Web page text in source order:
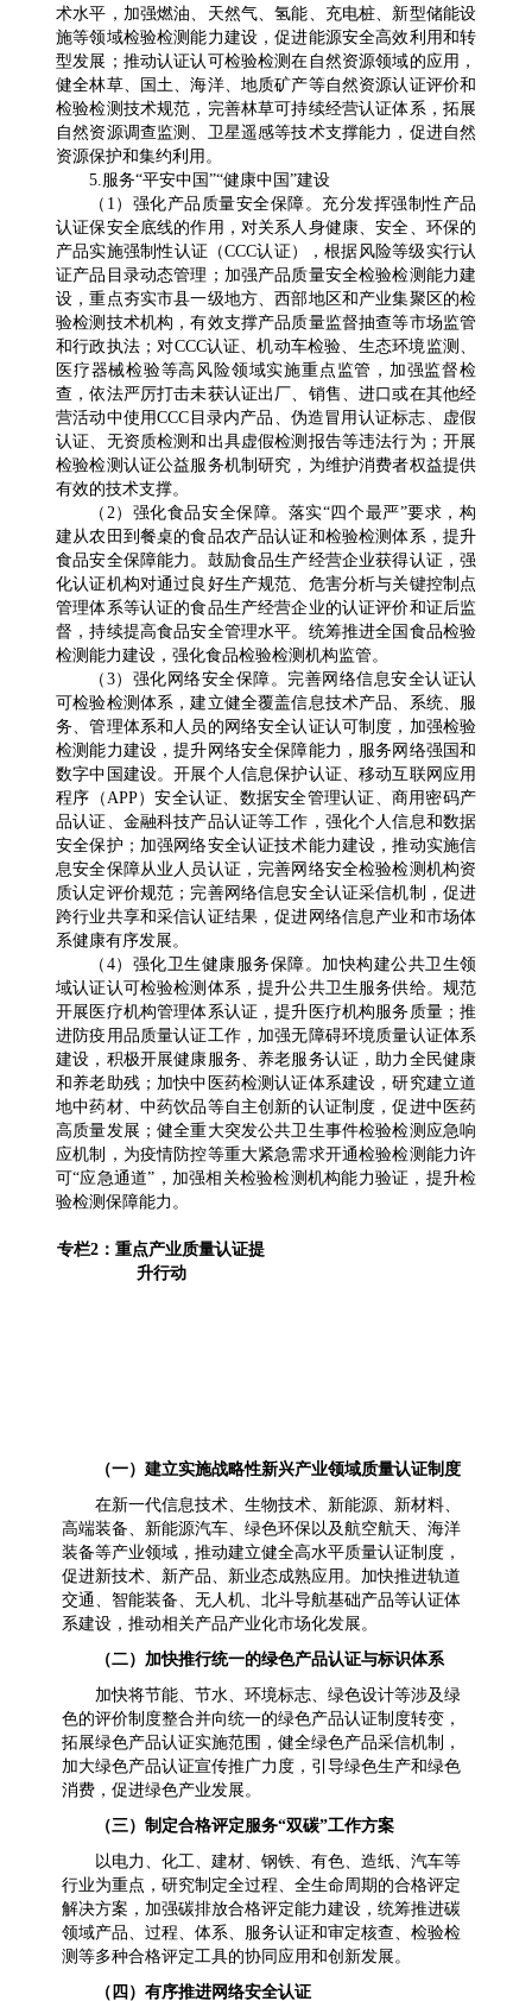
术水平，加强燃油、天然气、氢能、充电桩、新型储能设
施等领域检验检测能力建设，促进能源安全高效利用和转
型发展；推动认证认可检验检测在自然资源领域的应用，
健全林草、国土、海洋、地质矿产等自然资源认证评价和
检验检测技术规范，完善林草可持续经营认证体系，拓展
自然资源调查监测、卫星遥感等技术支撑能力，促进自然
资源保护和集约利用。
5.服务“平安中国”“健康中国”建设
（1）强化产品质量安全保障。充分发挥强制性产品
认证保安全底线的作用，对关系人身健康、安全、环保的
产品实施强制性认证（CCC认证），根据风险等级实行认
证产品目录动态管理；加强产品质量安全检验检测能力建
设，重点夯实市县一级地方、西部地区和产业集聚区的检
验检测技术机构，有效支撑产品质量监督抽查等市场监管
和行政执法；对CCC认证、机动车检验、生态环境监测、
医疗器械检验等高风险领域实施重点监管，加强监督检
查，依法严厉打击未获认证出厂、销售、进口或在其他经
营活动中使用CCC目录内产品、伪造冒用认证标志、虚假
认证、无资质检测和出具虚假检测报告等违法行为；开展
检验检测认证公益服务机制研究，为维护消费者权益提供
有效的技术支撑。
（2）强化食品安全保障。落实“四个最严”要求，构
建从农田到餐桌的食品农产品认证和检验检测体系，提升
食品安全保障能力。鼓励食品生产经营企业获得认证，强
化认证机构对通过良好生产规范、危害分析与关键控制点
管理体系等认证的食品生产经营企业的认证评价和证后监
督，持续提高食品安全管理水平。统筹推进全国食品检验
检测能力建设，强化食品检验检测机构监管。
（3）强化网络安全保障。完善网络信息安全认证认
可检验检测体系，建立健全覆盖信息技术产品、系统、服
务、管理体系和人员的网络安全认证认可制度，加强检验
检测能力建设，提升网络安全保障能力，服务网络强国和
数字中国建设。开展个人信息保护认证、移动互联网应用
程序（APP）安全认证、数据安全管理认证、商用密码产
品认证、金融科技产品认证等工作，强化个人信息和数据
安全保护；加强网络安全认证技术能力建设，推动实施信
息安全保障从业人员认证，完善网络安全检验检测机构资
质认定评价规范；完善网络信息安全认证采信机制，促进
跨行业共享和采信认证结果，促进网络信息产业和市场体
系健康有序发展。
（4）强化卫生健康服务保障。加快构建公共卫生领
域认证认可检验检测体系，提升公共卫生服务供给。规范
开展医疗机构管理体系认证，提升医疗机构服务质量；推
进防疫用品质量认证工作，加强无障碍环境质量认证体系
建设，积极开展健康服务、养老服务认证，助力全民健康
和养老助残；加快中医药检测认证体系建设，研究建立道
地中药材、中药饮品等自主创新的认证制度，促进中医药
高质量发展；健全重大突发公共卫生事件检验检测应急响
应机制，为疫情防控等重大紧急需求开通检验检测能力许
可“应急通道”，加强相关检验检测机构能力验证，提升检
验检测保障能力。
专栏2：重点产业质量认证提
升行动
（一）建立实施战略性新兴产业领域质量认证制度
在新一代信息技术、生物技术、新能源、新材料、
高端装备、新能源汽车、绿色环保以及航空航天、海洋
装备等产业领域，推动建立健全高水平质量认证制度，
促进新技术、新产品、新业态成熟应用。加快推进轨道
交通、智能装备、无人机、北斗导航基础产品等认证体
系建设，推动相关产品产业化市场化发展。
（二）加快推行统一的绿色产品认证与标识体系
加快将节能、节水、环境标志、绿色设计等涉及绿
色的评价制度整合并向统一的绿色产品认证制度转变，
拓展绿色产品认证实施范围，健全绿色产品采信机制，
加大绿色产品认证宣传推广力度，引导绿色生产和绿色
消费，促进绿色产业发展。
（三）制定合格评定服务“双碳”工作方案
以电力、化工、建材、钢铁、有色、造纸、汽车等
行业为重点，研究制定全过程、全生命周期的合格评定
解决方案，加强碳排放合格评定能力建设，统筹推进碳
领域产品、过程、体系、服务认证和审定核查、检验检
测等多种合格评定工具的协同应用和创新发展。
（四）有序推进网络安全认证